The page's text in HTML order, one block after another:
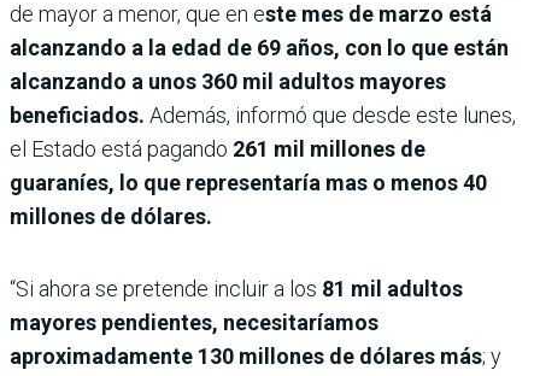
de mayor a menor, que en este mes de marzo está
alcanzando a la edad de 69 años, con lo que están
alcanzando a unos 360 mil adultos mayores
beneficiados. Además, informó que desde este lunes,
el Estado está pagando 261 mil millones de
guaraníes, lo que representaría mas o menos 40
millones de dólares.
“Si ahora se pretende incluir a los 81 mil adultos
mayores pendientes, necesitaríamos
aproximadamente 130 millones de dólares más; y